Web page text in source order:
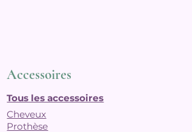
Accessoires
Tous les accessoires
Cheveux
Prothèse